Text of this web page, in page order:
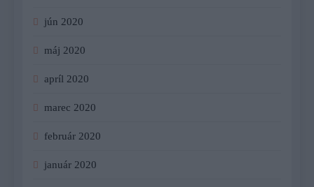
jún 2020
máj 2020
apríl 2020
marec 2020
február 2020
január 2020